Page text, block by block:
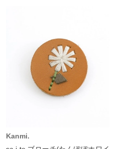
Kanmi.